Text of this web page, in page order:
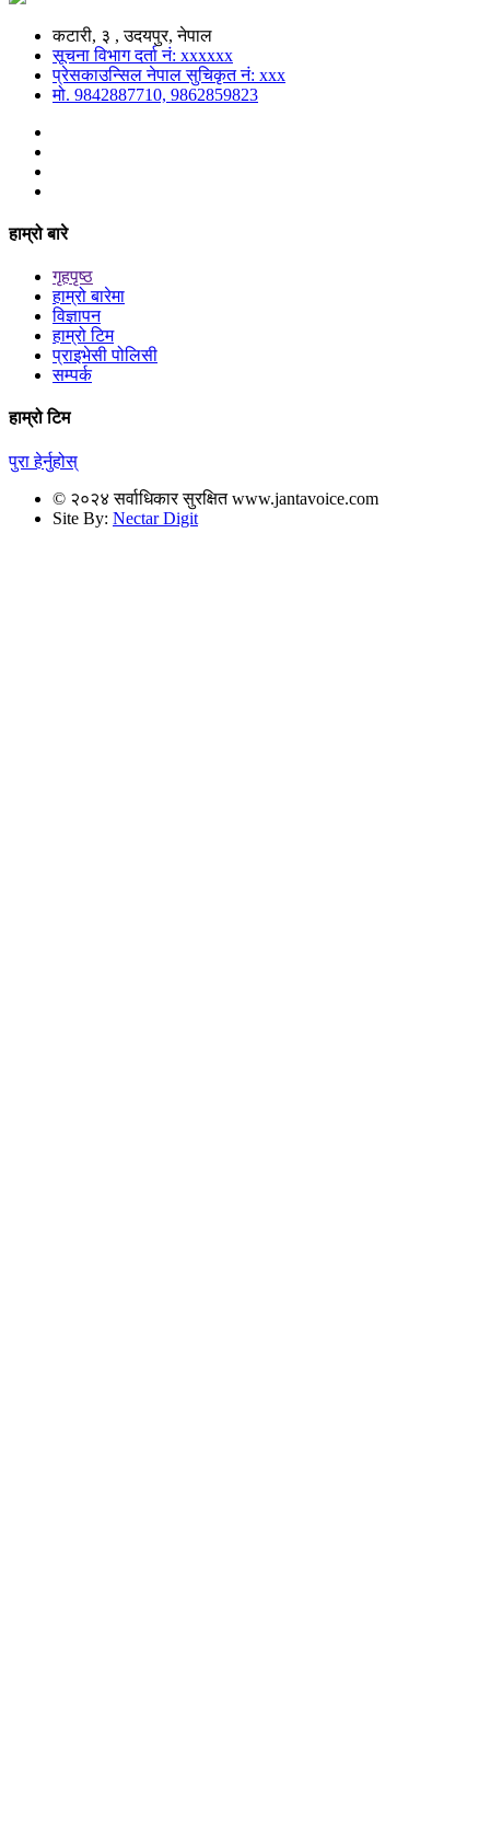
कटारी, ३ , उदयपुर, नेपाल
सूचना विभाग दर्ता नं: xxxxxx
प्रेसकाउन्सिल नेपाल सुचिकृत नं: xxx
मो. 9842887710, 9862859823
हाम्रो बारे
गृहपृष्ठ
हाम्रो बारेमा
विज्ञापन
हाम्रो टिम
प्राइभेसी पोलिसी
सम्पर्क
हाम्रो टिम
पुरा हेर्नुहोस्
© २०२४ सर्वाधिकार सुरक्षित www.jantavoice.com
Site By: Nectar Digit